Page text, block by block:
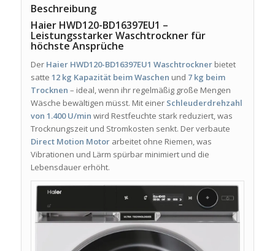
Beschreibung
Haier HWD120-BD16397EU1 –
Leistungsstarker Waschtrockner für
höchste Ansprüche
Der Haier HWD120-BD16397EU1 Waschtrocknerbietet
satte 12 kg Kapazität beim Waschen und 7 kg beim
Trocknen – ideal, wenn ihr regelmäßig große Mengen
Wäsche bewältigen müsst. Mit einer Schleuderdrehzahl
von 1.400 U/min wird Restfeuchte stark reduziert, was
Trocknungszeit und Stromkosten senkt. Der verbaute
Direct Motion Motorarbeitet ohne Riemen, was
Vibrationen und Lärm spürbar minimiert und die
Lebensdauer erhöht.